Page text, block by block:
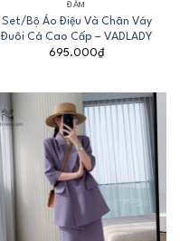
ĐẦM
Set/Bộ Áo Điệu Và Chân Váy
Đuôi Cá Cao Cấp – VADLADY
695.000₫